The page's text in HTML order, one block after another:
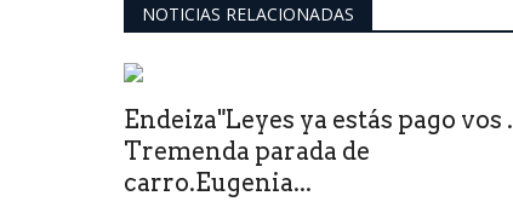
NOTICIAS RELACIONADAS
Endeiza"Leyes ya estás pago vos .
Tremenda parada de
carro.Eugenia...